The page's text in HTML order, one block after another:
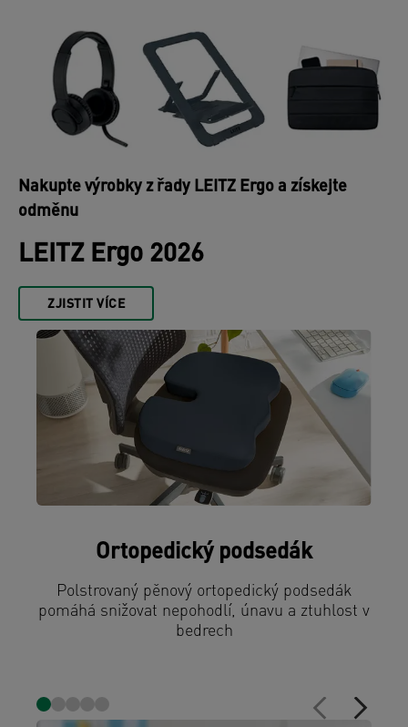
Nakupte výrobky z řady LEITZ Ergo a získejte
odměnu
LEITZ Ergo 2026
ZJISTIT VÍCE
Ortopedický podsedák
Polstrovaný pěnový ortopedický podsedák
pomáhá snižovat nepohodlí, únavu a ztuhlost v
bedrech